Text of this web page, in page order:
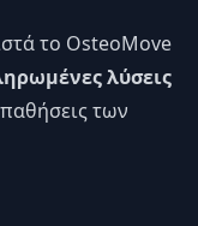
το OsteoMove
λύσεις
των